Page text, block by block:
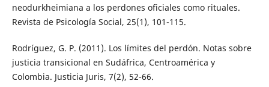
neodurkheimiana a los perdones oficiales como rituales.
Revista de Psicología Social, 25(1), 101-115.
Rodríguez, G. P. (2011). Los límites del perdón. Notas sobre
justicia transicional en Sudáfrica, Centroamérica y
Colombia. Justicia Juris, 7(2), 52-66.